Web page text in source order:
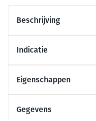
Beschrijving
Indicatie
Eigenschappen
Gegevens